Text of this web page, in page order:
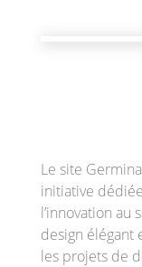
Le site
initiative
l’innovation au
design élégant
les projets de